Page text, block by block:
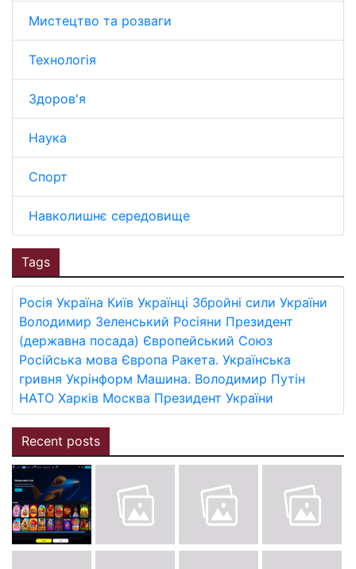
Мистецтво та розваги
Технологія
Здоров'я
Наука
Спорт
Навколишнє середовище
Tags
Росія Україна Київ Українці Збройні сили України
Володимир Зеленський Росіяни Президент
(державна посада) Європейський Союз
Російська мова Європа Ракета. Українська
гривня Укрінформ Машина. Володимир Путін
НАТО Харків Москва Президент України
Recent posts